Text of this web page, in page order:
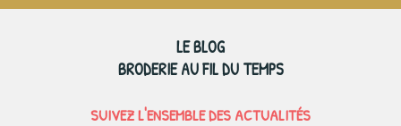
LE BLOG
BRODERIE AU FIL DU TEMPS
SUIVEZ L'ENSEMBLE DES ACTUALITÉS